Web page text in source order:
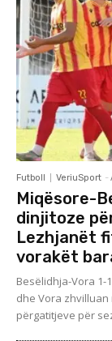
Futboll VeriuSport -
Miqësore-
dinjitoze
Lezhjanët
vorakët
Besëlidhja-Vora 1-
dhe Vora
përgatitjeve për